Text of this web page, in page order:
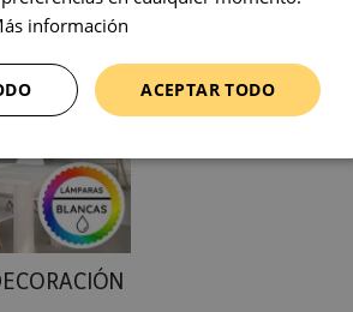
información
ACEPTAR TODO